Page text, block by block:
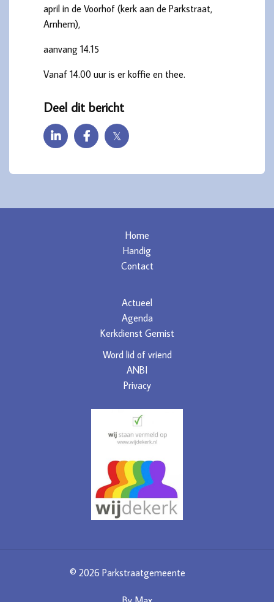
april in de Voorhof (kerk aan de Parkstraat,
Arnhem),
aanvang 14.15
Vanaf 14.00 uur is er koffie en thee.
Deel dit bericht
𝕏
Home
Handig
Contact
Actueel
Agenda
Kerkdienst Gemist
Word lid of vriend
ANBI
Privacy
© 2026 Parkstraatgemeente